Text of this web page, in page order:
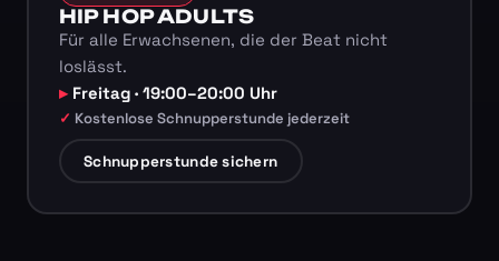
HIP HOP ADULTS
Für alle Erwachsenen, die der Beat nicht
loslässt.
Freitag · 19:00–20:00 Uhr
Kostenlose Schnupperstunde jederzeit
Schnupperstunde sichern